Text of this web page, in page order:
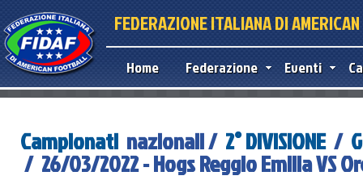
FEDERAZIONE ITALIANA DI
Home Federazione Eventi
Campionati nazionali / 2° DIVISIONE/
/ 26/03/2022 - Hogs Reggio Emilia VS